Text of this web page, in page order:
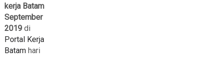
kerja Batam
September
2019 di
Portal Kerja
Batamhari